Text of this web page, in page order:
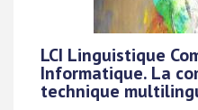
LCI Linguistique
Informatique. La
technique